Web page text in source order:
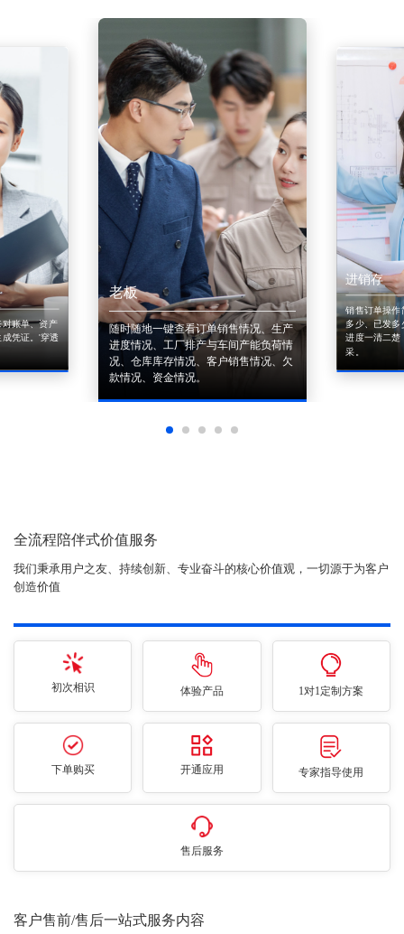
账单、资产
凭证。'穿透
老板
随时随地一键查看订单销售情况、生产
进度情况、工厂排产与车间产能负荷情
况、仓库库存情况、客户销售情况、欠
款情况、资金情况。
进销存
销售订单操作
多少、已发多
进度一清二楚
采。
全流程陪伴式价值服务
我们秉承用户之友、持续创新、专业奋斗的核心价值观，一切源于为客户
创造价值
初次相识 体验产品 1对1定制方案
下单购买 开通应用 专家指导使用
售后服务
客户售前/售后一站式服务内容